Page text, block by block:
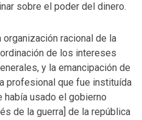
sobre el poder del dinero.
organización racional de la
de los intereses
y la emancipación de
profesional que fue instituída
usado el gobierno
de la guerra] de la república